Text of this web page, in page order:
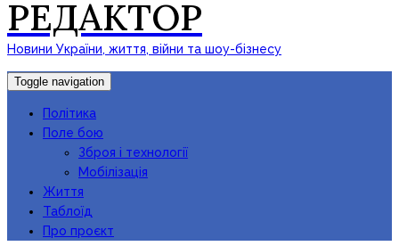
РЕДАКТОР
Новини України, життя, війни та шоу-бізнесу
Toggle navigation
Політика
Поле бою
Зброя і технології
Мобілізація
Життя
Таблоїд
Про проєкт